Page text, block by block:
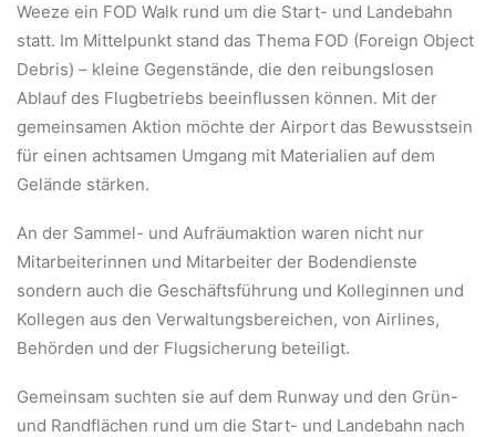
AM FLUGHAFEN
ZIELE & REISEN
Weeze ein FOD Walk rund um die Start- und Landebahn
statt. Im Mittelpunkt stand das Thema FOD (Foreign Object
Debris) – kleine Gegenstände, die den reibungslosen
Ablauf des Flugbetriebs beeinflussen können. Mit der
gemeinsamen Aktion möchte der Airport das Bewusstsein
für einen achtsamen Umgang mit Materialien auf dem
Gelände stärken.
An der Sammel- und Aufräumaktion waren nicht nur
Mitarbeiterinnen und Mitarbeiter der Bodendienste
sondern auch die Geschäftsführung und Kolleginnen und
Kollegen aus den Verwaltungsbereichen, von Airlines,
Behörden und der Flugsicherung beteiligt.
Gemeinsam suchten sie auf dem Runway und den Grün-
und Randflächen rund um die Start- und Landebahn nach